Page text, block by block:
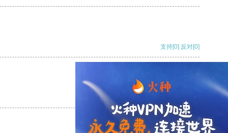
支持[0] 反对[0]